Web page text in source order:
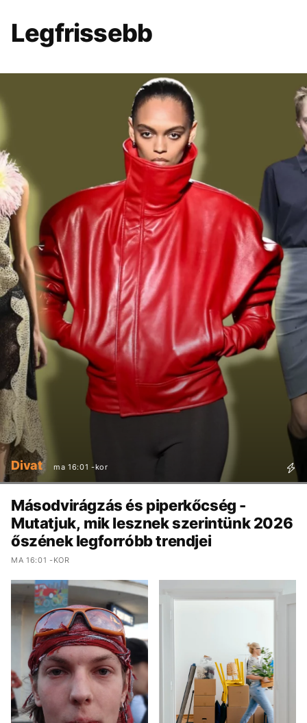
Legfrissebb
Divat ma 16:01 -kor
Másodvirágzás és piperkőcség -
Mutatjuk, mik lesznek szerintünk 2026
őszének legforróbb trendjei
MA 16:01 -KOR